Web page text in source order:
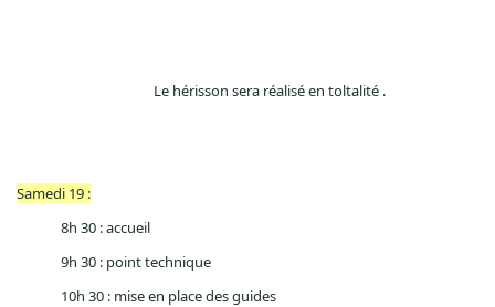
Le hérisson sera réalisé en toltalité .
Samedi 19 :
8h 30 : accueil
9h 30 : point technique
10h 30 : mise en place des guides